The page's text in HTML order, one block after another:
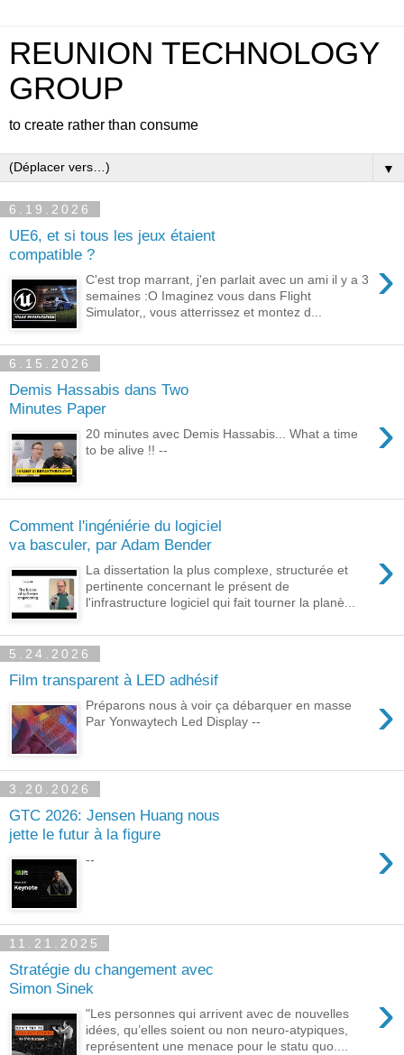
REUNION TECHNOLOGY
GROUP
to create rather than consume
▼
6.19.2026
UE6, et si tous les jeux étaient
compatible ?
›
C'est trop marrant, j'en parlait avec un ami il y a 3
semaines :O Imaginez vous dans Flight
Simulator,, vous atterrissez et montez d...
6.15.2026
Demis Hassabis dans Two
Minutes Paper
›
20 minutes avec Demis Hassabis... What a time
to be alive !! --
Comment l'ingéniérie du logiciel
va basculer, par Adam Bender
›
La dissertation la plus complexe, structurée et
pertinente concernant le présent de
l'infrastructure logiciel qui fait tourner la planè...
5.24.2026
Film transparent à LED adhésif
›
Préparons nous à voir ça débarquer en masse
Par Yonwaytech Led Display --
3.20.2026
GTC 2026: Jensen Huang nous
jette le futur à la figure
›
--
11.21.2025
Stratégie du changement avec
Simon Sinek
›
"Les personnes qui arrivent avec de nouvelles
idées, qu’elles soient ou non neuro-atypiques,
représentent une menace pour le statu quo....